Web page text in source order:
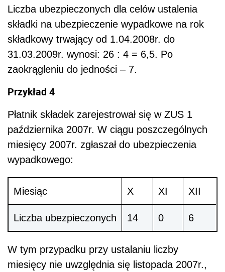
Liczba ubezpieczonych dla celów ustalenia
składki na ubezpieczenie wypadkowe na rok
składkowy trwający od 1.04.2008r. do
31.03.2009r. wynosi: 26 : 4 = 6,5. Po
zaokrągleniu do jedności – 7.
Przykład 4
Płatnik składek zarejestrował się w ZUS 1
października 2007r. W ciągu poszczególnych
miesięcy 2007r. zgłaszał do ubezpieczenia
wypadkowego:
Miesiąc X XI XII
Liczba ubezpieczonych 14 0 6
W tym przypadku przy ustalaniu liczby
miesięcy nie uwzględnia się listopada 2007r.,